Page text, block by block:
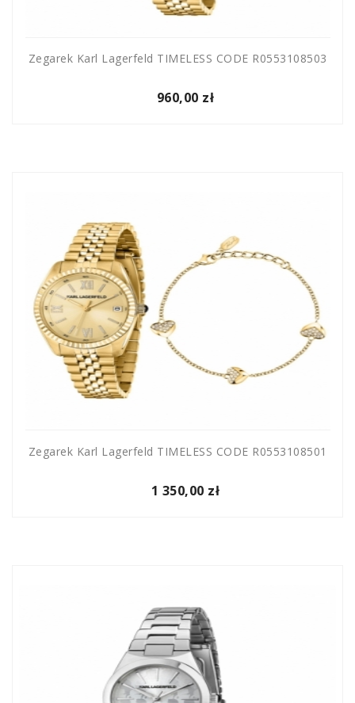
Zegarek Karl Lagerfeld TIMELESS CODE R0553108503
960,00 zł
Zegarek Karl Lagerfeld TIMELESS CODE R0553108501
1 350,00 zł